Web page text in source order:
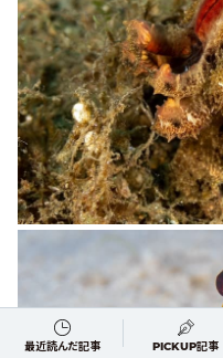
最近読んだ記事 PICKUP記事